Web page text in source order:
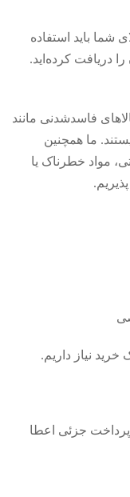
شما باید استفاده
دریافت کرده‌اید.
فاسدشدنی مانند
ما همچنین
مواد خطرناک یا
نیاز داریم.
جزئی اعطا